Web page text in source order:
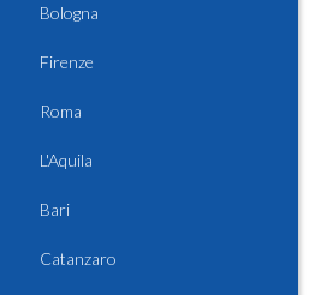
Bologna
Firenze
Roma
L'Aquila
Bari
Catanzaro